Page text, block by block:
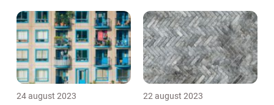
24 august 2023 22 august 2023